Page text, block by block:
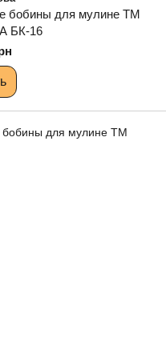
бобины для мулине ТМ
БК-16